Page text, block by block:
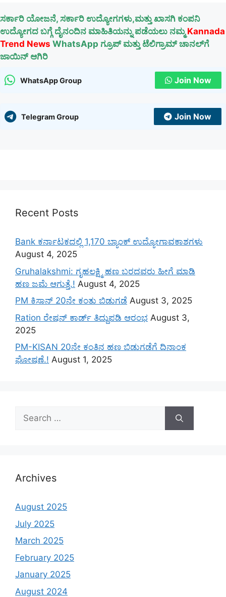
ಸರ್ಕಾರಿ ಯೋಜನೆ, ಸರ್ಕಾರಿ ಉದ್ಯೋಗಗಳು,ಮತ್ತು ಖಾಸಗಿ ಕಂಪನಿ
ಉದ್ಯೋಗದ ಬಗ್ಗೆ ದೈನಂದಿನ ಮಾಹಿತಿಯನ್ನು ಪಡೆಯಲು ನಮ್ಮKannada
Trend News WhatsApp ಗ್ರೂಪ್ ಮತ್ತು ಟೆಲಿಗ್ರಾಮ್ ಚಾನಲ್‌ಗೆ
ಜಾಯಿನ್ ಆಗಿರಿ
WhatsApp Group Join Now
Telegram Group Join Now
Recent Posts
Bank ಕರ್ನಾಟಕದಲ್ಲಿ 1,170 ಬ್ಯಾಂಕ್ ಉದ್ಯೋಗಾವಕಾಶಗಳು
August 4, 2025
Gruhalakshmi: ಗೃಹಲಕ್ಷ್ಮಿ ಹಣ ಬರದವರು ಹೀಗೆ ಮಾಡಿ
ಹಣ ಜಮೆ‌ ಆಗುತ್ತೆ.! August 4, 2025
PM ಕಿಸಾನ್ 20ನೇ ಕಂತು ಬಿಡುಗಡೆ August 3, 2025
Ration ರೇಷನ್ ಕಾರ್ಡ್ ತಿದ್ದುಪಡಿ ಆರಂಭ August 3,
2025
PM-KISAN 20ನೇ ಕಂತಿನ ಹಣ ಬಿಡುಗಡೆಗೆ ದಿನಾಂಕ
ಘೋಷಣೆ.! August 1, 2025
Search
for:
Archives
August 2025
July 2025
March 2025
February 2025
January 2025
August 2024